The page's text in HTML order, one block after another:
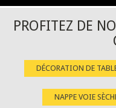
PROFITEZ DE
DÉCORATION DE
NAPPE VOIE